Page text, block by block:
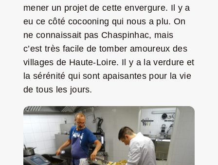
mener un projet de cette envergure. Il y a
eu ce côté cocooning qui nous a plu. On
ne connaissait pas Chaspinhac, mais
c’est très facile de tomber amoureux des
villages de Haute-Loire. Il y a la verdure et
la sérénité qui sont apaisantes pour la vie
de tous les jours.